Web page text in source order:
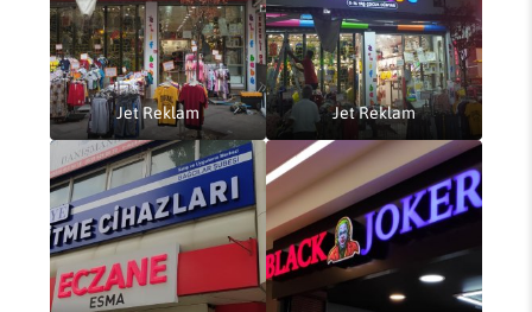
Jet Reklam Jet Reklam